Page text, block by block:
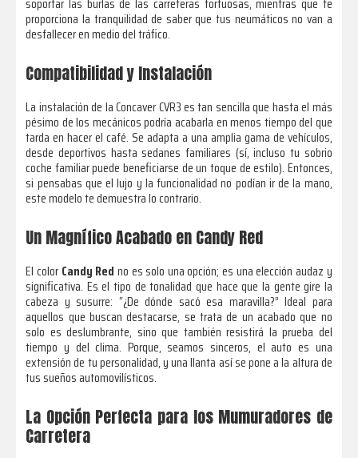
proporciona la tranquilidad de saber que tus neumáticos no van a
desfallecer en medio del tráfico.
Compatibilidad y Instalación
La instalación de la Concaver CVR3 es tan sencilla que hasta el más
pésimo de los mecánicos podría acabarla en menos tiempo del que
tarda en hacer el café. Se adapta a una amplia gama de vehículos,
desde deportivos hasta sedanes familiares (sí, incluso tu sobrio
coche familiar puede beneficiarse de un toque de estilo). Entonces,
si pensabas que el lujo y la funcionalidad no podían ir de la mano,
este modelo te demuestra lo contrario.
Un Magnífico Acabado en Candy Red
El color Candy Red no es solo una opción; es una elección audaz y
significativa. Es el tipo de tonalidad que hace que la gente gire la
cabeza y susurre: “¿De dónde sacó esa maravilla?” Ideal para
aquellos que buscan destacarse, se trata de un acabado que no
solo es deslumbrante, sino que también resistirá la prueba del
tiempo y del clima. Porque, seamos sinceros, el auto es una
extensión de tu personalidad, y una llanta así se pone a la altura de
tus sueños automovilísticos.
La Opción Perfecta para los Mumuradores de
Carretera